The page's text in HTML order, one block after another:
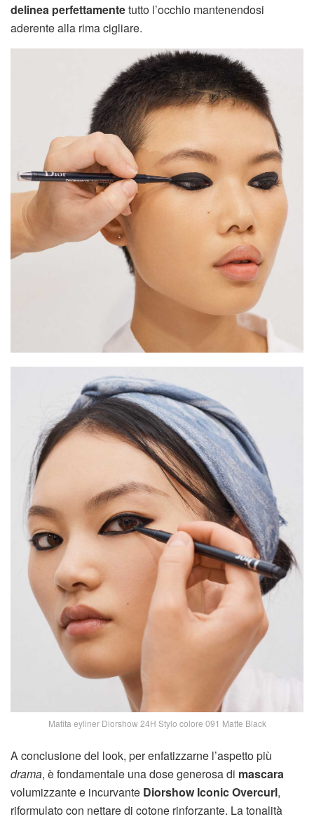
delinea perfettamentetutto l’occhio mantenendosi
aderente alla rima cigliare.
Matita eyliner Diorshow 24H Stylo colore 091 Matte Black
A conclusione del look, per enfatizzarne l’aspetto più
drama, è fondamentale una dose generosa di mascara
volumizzante e incurvante Diorshow Iconic Overcurl,
riformulato con nettare di cotone rinforzante. La tonalità